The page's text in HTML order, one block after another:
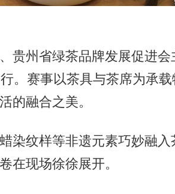
州省绿茶品牌发展促进会
。赛事以茶具与茶席为承
的融合之美。
纹样等非遗元素巧妙融入
在现场徐徐展开。